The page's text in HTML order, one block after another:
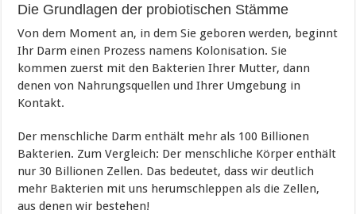
Die Grundlagen der probiotischen Stämme
Von dem Moment an, in dem Sie geboren werden, beginnt
Ihr Darm einen Prozess namens Kolonisation. Sie
kommen zuerst mit den Bakterien Ihrer Mutter, dann
denen von Nahrungsquellen und Ihrer Umgebung in
Kontakt.
Der menschliche Darm enthält mehr als 100 Billionen
Bakterien. Zum Vergleich: Der menschliche Körper enthält
nur 30 Billionen Zellen. Das bedeutet, dass wir deutlich
mehr Bakterien mit uns herumschleppen als die Zellen,
aus denen wir bestehen!